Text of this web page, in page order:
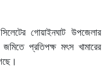
গোয়াইনঘাট উপজেলার
প্রতিপক্ষ মৎস খামারের